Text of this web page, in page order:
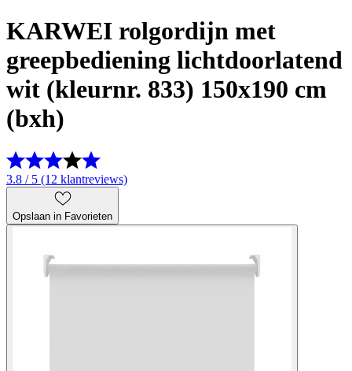
KARWEI rolgordijn met
greepbediening lichtdoorlatend
wit (kleurnr. 833) 150x190 cm
(bxh)
3.8 / 5 (12 klantreviews)
Opslaan in Favorieten